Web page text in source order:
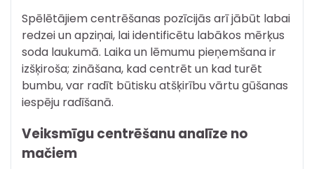
Spēlētājiem centrēšanas pozīcijās arī jābūt labai
redzei un apziņai, lai identificētu labākos mērķus
soda laukumā. Laika un lēmumu pieņemšana ir
izšķiroša; zināšana, kad centrēt un kad turēt
bumbu, var radīt būtisku atšķirību vārtu gūšanas
iespēju radīšanā.
Veiksmīgu centrēšanu analīze no
mačiem